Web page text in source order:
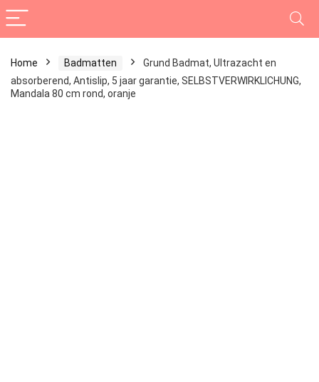
Home Badmatten
Grund Badmat, Ultrazacht en
absorberend, Antislip, 5 jaar garantie, SELBSTVERWIRKLICHUNG,
Mandala 80 cm rond, oranje